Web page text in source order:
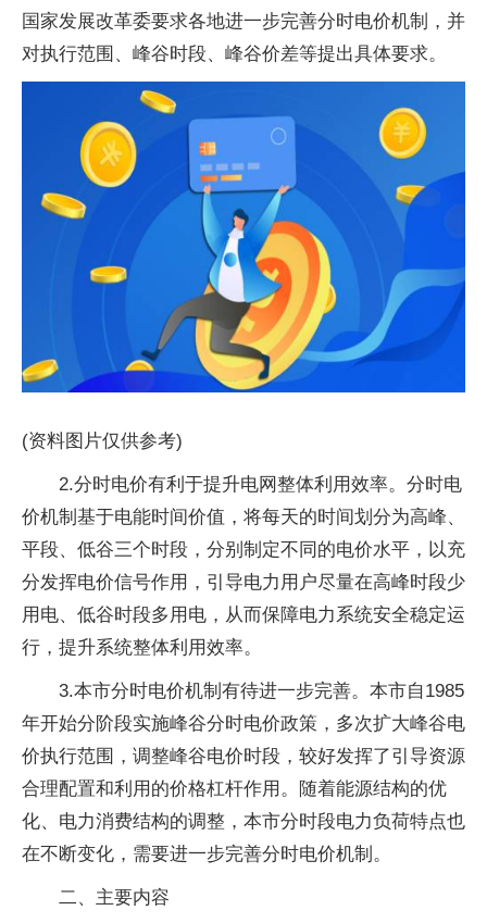
国家发展改革委要求各地进一步完善分时电价机制，并
对执行范围、峰谷时段、峰谷价差等提出具体要求。
(资料图片仅供参考)
2.分时电价有利于提升电网整体利用效率。分时电
价机制基于电能时间价值，将每天的时间划分为高峰、
平段、低谷三个时段，分别制定不同的电价水平，以充
分发挥电价信号作用，引导电力用户尽量在高峰时段少
用电、低谷时段多用电，从而保障电力系统安全稳定运
行，提升系统整体利用效率。
3.本市分时电价机制有待进一步完善。本市自1985
年开始分阶段实施峰谷分时电价政策，多次扩大峰谷电
价执行范围，调整峰谷电价时段，较好发挥了引导资源
合理配置和利用的价格杠杆作用。随着能源结构的优
化、电力消费结构的调整，本市分时段电力负荷特点也
在不断变化，需要进一步完善分时电价机制。
二、主要内容